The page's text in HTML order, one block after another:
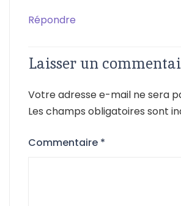
Répondre
Laisser un
Votre adresse e-mail ne sera
Les champs obligatoires sont
Commentaire *